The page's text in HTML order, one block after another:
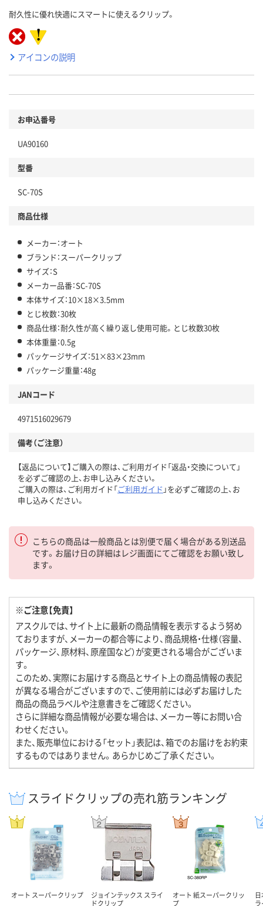
耐久性に優れ快適にスマートに使えるクリップ。
アイコンの説明
お申込番号
UA90160
型番
SC-70S
商品仕様
メーカー：オート
ブランド：スーパークリップ
サイズ：S
メーカー品番：SC-70S
本体サイズ：10×18×3.5mm
とじ枚数：30枚
商品仕様：耐久性が高く繰り返し使用可能。とじ枚数30枚
本体重量：0.5g
パッケージサイズ：51×83×23mm
パッケージ重量：48g
JANコード
4971516029679
備考（ご注意）
【返品について】ご購入の際は、ご利用ガイド「返品・交換について」
を必ずご確認の上、お申し込みください。
ご購入の際は、ご利用ガイド「ご利用ガイド 」を必ずご確認の上、お
申し込みください。
こちらの商品は一般商品とは別便で届く場合がある別送品
です。お届け日の詳細はレジ画面にてご確認をお願い致し
ます。
※ご注意【免責】
アスクルでは、サイト上に最新の商品情報を表示するよう努め
ておりますが、メーカーの都合等により、商品規格・仕様（容量、
パッケージ、原材料、原産国など）が変更される場合がございま
す。
このため、実際にお届けする商品とサイト上の商品情報の表記
が異なる場合がございますので、ご使用前には必ずお届けした
商品の商品ラベルや注意書きをご確認ください。
さらに詳細な商品情報が必要な場合は、メーカー等にお問い合
わせください。
また、販売単位における「セット」表記は、箱でのお届けをお約束
するものではありません。あらかじめご了承ください。
スライドクリップの売れ筋ランキング
オート スーパークリップ
ジョインテックス スライ
ドクリップ
オート 紙スーパークリッ
プ